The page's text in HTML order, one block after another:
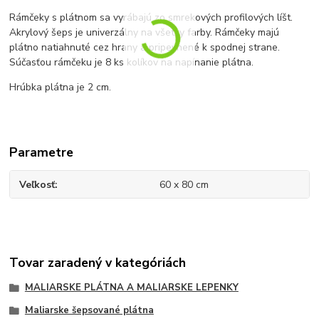
Rámčeky s plátnom sa vyrábajú zo smrekových profilových líšt.
Akrylový šeps je univerzálny na všetky farby. Rámčeky majú
plátno natiahnuté cez hrany a pripevnené k spodnej strane.
Súčasťou rámčeku je 8 ks kolíkov na napínanie plátna.
Hrúbka plátna je 2 cm.
Parametre
Veľkosť 60 x 80 cm
Tovar zaradený v kategóriách
MALIARSKE PLÁTNA A MALIARSKE LEPENKY
Maliarske šepsované plátna